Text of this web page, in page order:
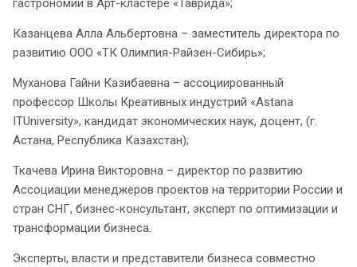
гастрономии в Арт-кластере «Таврида»;
Казанцева Алла Альбертовна – заместитель директора по
развитию ООО «ТК Олимпия-Райзен-Сибирь»;
Муханова Гайни Казибаевна – ассоциированный
профессор Школы Креативных индустрий «Astana
ITUniversity», кандидат экономических наук, доцент, (г.
Астана, Республика Казахстан);
Ткачева Ирина Викторовна – директор по развитию
Ассоциации менеджеров проектов на территории России и
стран СНГ, бизнес-консультант, эксперт по оптимизации и
трансформации бизнеса.
Эксперты, власти и представители бизнеса совместно